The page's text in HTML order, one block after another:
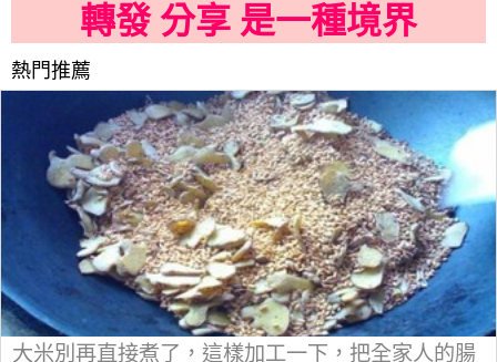
轉發 分享 是一種境界
熱門推薦
大米別再直接煮了，這樣加工一下，把全家人的腸